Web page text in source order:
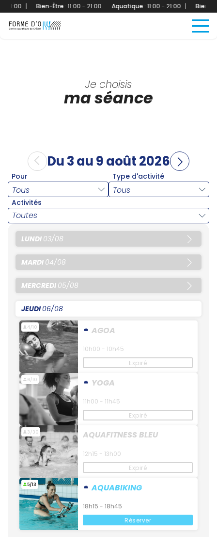
21:00 | Bien-Être:11:00 - 21:00 Aquatique:11:00 - 21:00 | Bien-
Je choisis
ma séance
Du 3 au 9 août 2026
Pour Type d'activité
Activités
Toutes
LUNDI 03/08
MARDI 04/08
MERCREDI 05/08
JEUDI06/08
4/10 AGOA
10h00 - 10h45
Expiré
6/10 YOGA
11h00 - 11h45
Expiré
3/30 AQUAFITNESS BLEU
12h15 - 13h00
Expiré
5/13 AQUABIKING
18h15 - 18h45
Réserver